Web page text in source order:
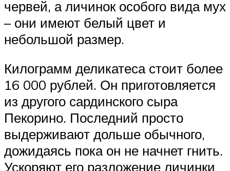
червей, а личинок особого вида мух
– они имеют белый цвет и
небольшой размер.
Килограмм деликатеса стоит более
16 000 рублей. Он приготовляется
из другого сардинского сыра
Пекорино. Последний просто
выдерживают дольше обычного,
дожидаясь пока он не начнет гнить.
Ускоряют его разложение личинки